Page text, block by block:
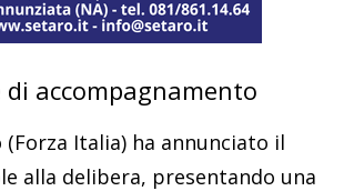
di accompagnamento
(Forza Italia) ha annunciato il
alla delibera, presentando una